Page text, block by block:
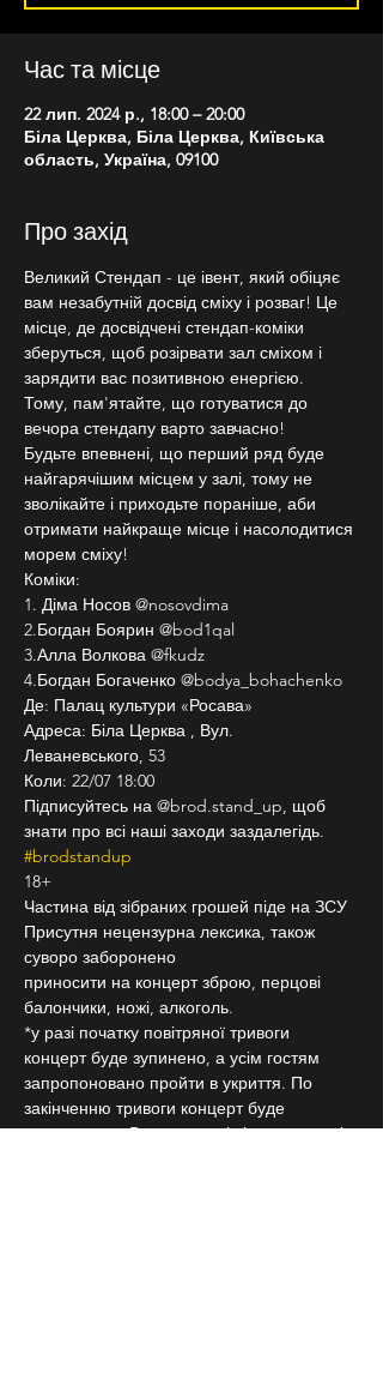
Час та місце
22 лип. 2024 р., 18:00 – 20:00
Біла Церква, Біла Церква, Київська
область, Україна, 09100
Про захід
Великий Стендап - це івент, який обіцяє
вам незабутній досвід сміху і розваг! Це
місце, де досвідчені стендап-коміки
зберуться, щоб розірвати зал сміхом і
зарядити вас позитивною енергією.
Тому, пам'ятайте, що готуватися до
вечора стендапу варто завчасно!
Будьте впевнені, що перший ряд буде
найгарячішим місцем у залі, тому не
зволікайте і приходьте пораніше, аби
отримати найкраще місце і насолодитися
морем сміху!
Коміки:
1. Діма Носов @nosovdima
2.Богдан Боярин @bod1qal
3.Алла Волкова @fkudz
4.Богдан Богаченко @bodya_bohachenko
Де: Палац культури «Росава»
Адреса: Біла Церква , Вул.
Леваневського, 53
Коли: 22/07 18:00
Підписуйтесь на @brod.stand_up, щоб
знати про всі наші заходи заздалегідь.
#brodstandup
18+
Частина від зібраних грошей піде на ЗСУ
Присутня нецензурна лексика, також
суворо заборонено
приносити на концерт зброю, перцові
балончики, ножі, алкоголь.
*у разі початку повітряної тривоги
концерт буде зупинено, а усім гостям
запропоновано пройти в укриття. По
закінченню тривоги концерт буде
продовжено. В залежності від тривалості